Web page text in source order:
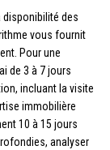
disponibilité des
vous fournit
Pour une
de 3 à 7 jours
incluant la visite
immobilière
10 à 15 jours
analyser